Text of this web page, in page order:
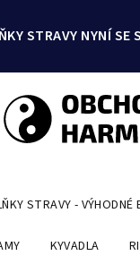
STRAVY NYNÍ SE
STRAVY - VÝHODNÉ
KYVADLA